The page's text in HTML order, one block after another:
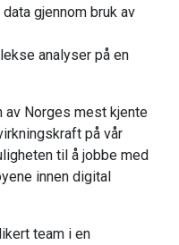
gjennom bruk av
analyser på en
av Norges mest kjente
på vår
til å jobbe med
innen digital
team i en